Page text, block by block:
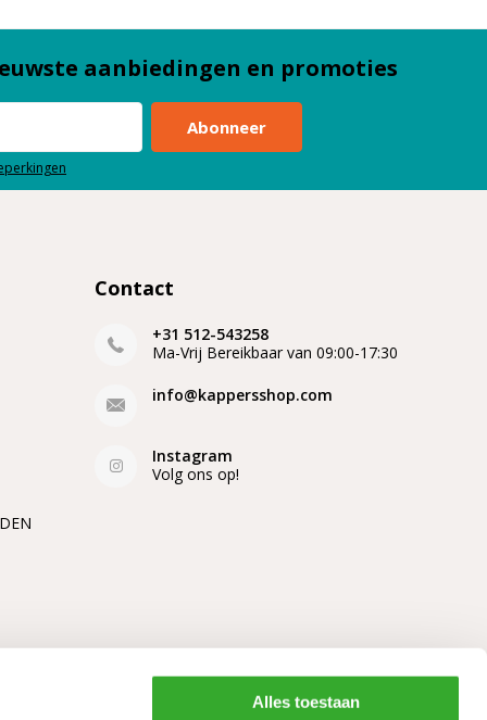
Alles toestaan
aanbiedingen en promoties
Abonneer
Contact
+31 512-543258
Ma-Vrij Bereikbaar van 09:00-17:30
info@kappersshop.com
Instagram
Volg ons op!